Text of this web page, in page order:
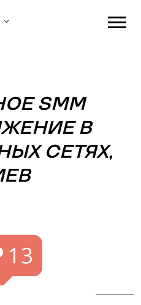
SMM
В
СЕТЯХ,